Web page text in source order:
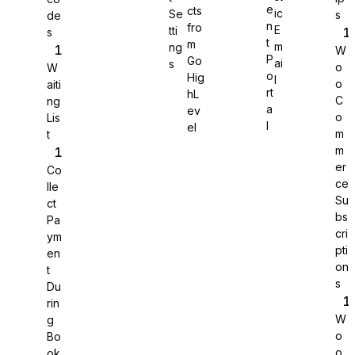
WS Forms
WooCommerce
Easy Digital Downloads
de
s
W
aiti
ng
Lis
t
Co
lle
ct
Pa
ym
en
t
Du
rin
g
Bo
Se
tti
ng
s
cts
fro
m
Go
Hig
hL
ev
el
e
n
t
P
o
rt
a
ic
E
m
ai
s
W
o
o
C
o
m
m
er
ce
Su
bs
cri
pti
on
s
W
o